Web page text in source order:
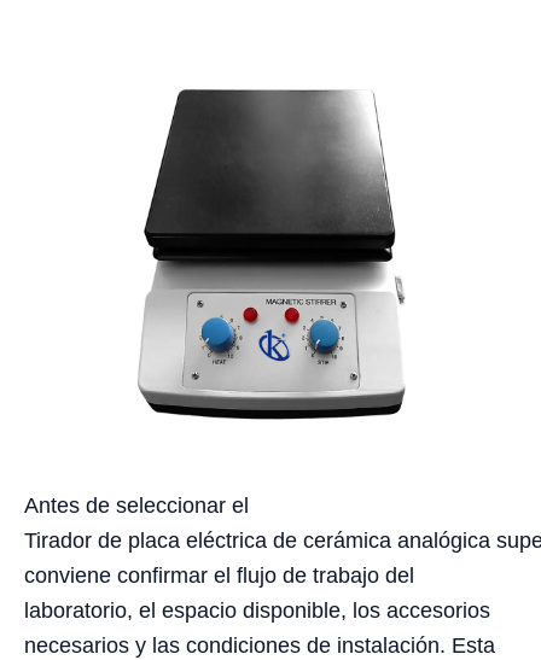
Antes de seleccionar el
Tirador de placa eléctrica de cerámica analógica
conviene confirmar el flujo de trabajo del
laboratorio, el espacio disponible, los accesorios
necesarios y las condiciones de instalación. Esta